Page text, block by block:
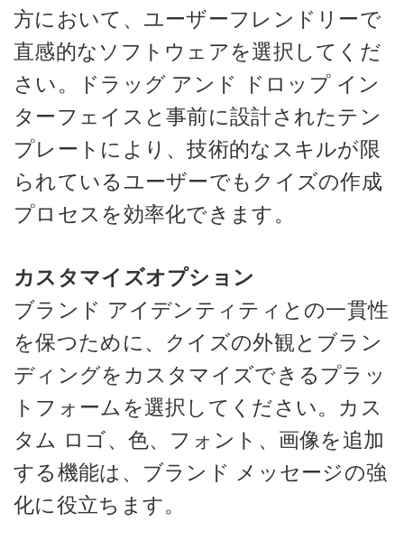
方において、ユーザーフレンドリーで
直感的なソフトウェアを選択してくだ
さい。ドラッグ アンド ドロップ イン
ターフェイスと事前に設計されたテン
プレートにより、技術的なスキルが限
られているユーザーでもクイズの作成
プロセスを効率化できます。
カスタマイズオプション
ブランド アイデンティティとの一貫性
を保つために、クイズの外観とブラン
ディングをカスタマイズできるプラッ
トフォームを選択してください。カス
タム ロゴ、色、フォント、画像を追加
する機能は、ブランド メッセージの強
化に役立ちます。